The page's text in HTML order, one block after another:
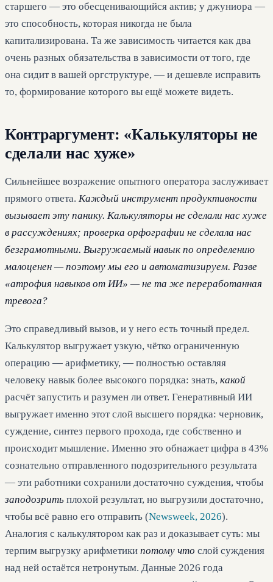
старшего — это обесценивающийся актив; у джуниора —
это способность, которая никогда не была
капитализирована. Та же зависимость читается как два
очень разных обязательства в зависимости от того, где
она сидит в вашей оргструктуре, — и дешевле исправить
то, формирование которого вы ещё можете видеть.
Контраргумент: «Калькуляторы не
сделали нас хуже»
Сильнейшее возражение опытного оператора заслуживает
прямого ответа. Каждый инструмент продуктивности
вызывает эту панику. Калькуляторы не сделали нас хуже
в рассуждениях; проверка орфографии не сделала нас
безграмотными. Выгружаемый навык по определению
малоценен — поэтому мы его и автоматизируем. Разве
«атрофия навыков от ИИ» — не та же переработанная
тревога?
Это справедливый вызов, и у него есть точный предел.
Калькулятор выгружает узкую, чётко ограниченную
операцию — арифметику, — полностью оставляя
человеку навык более высокого порядка: знать, какой
расчёт запустить и разумен ли ответ. Генеративный ИИ
выгружает именно этот слой высшего порядка: черновик,
суждение, синтез первого прохода, где собственно и
происходит мышление. Именно это обнажает цифра в 43%
сознательно отправленного подозрительного результата
— эти работники сохранили достаточно суждения, чтобы
заподозрить плохой результат, но выгрузили достаточно,
чтобы всё равно его отправить (Newsweek, 2026).
Аналогия с калькулятором как раз и доказывает суть: мы
терпим выгрузку арифметики потому что слой суждения
над ней остаётся нетронутым. Данные 2026 года